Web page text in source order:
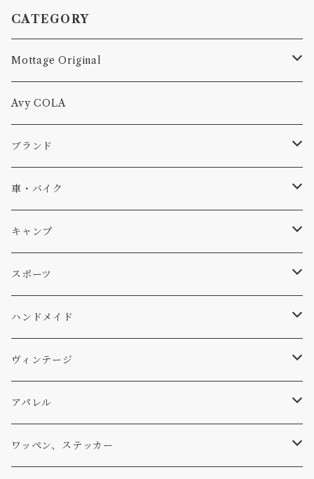
CATEGORY
Mottage Original
Tシャツ
キャップ、ニット
ソックス
雑貨
ステッカー
バッグ
パンツ
パーカー・トレーナー
アウター
Avy COLA
ブランド
Db
サーフ
スキー
A-Frame
DOGS
WEAR
Four My Self
Ten
アメリカ軍払い下げ
...mura
車・バイク
車外
マット、シート
エアフレッシュナー
小物
ヘルメット
キャンプ
ファニチャー
キッチン
スリーピング
小物
コーヒー
スポーツ
サーフ
スキー
ハンドメイド
ステッカー
ワッペン
小物
ヴィンテージ
ワッペン
ステッカー
アパレル
Tシャツ
ワッペン、ステッカー